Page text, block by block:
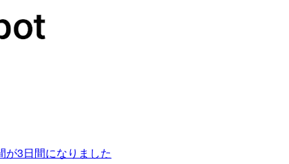
3日間になりました